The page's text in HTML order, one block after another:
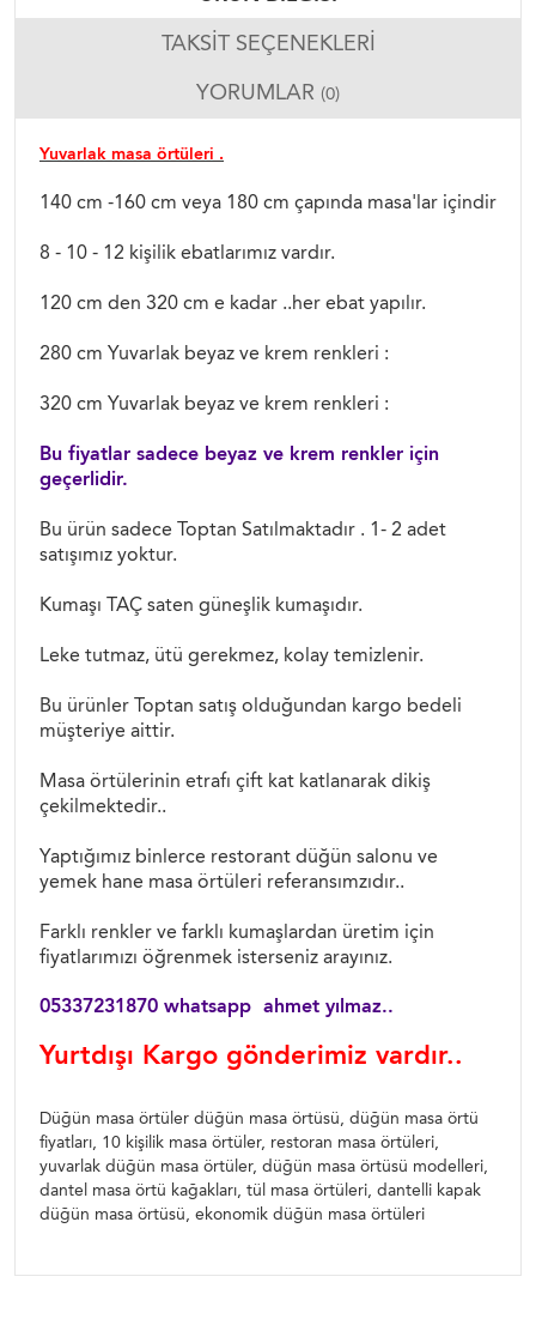
TAKSIT SEÇENEKLERI
YORUMLAR (0)
Yuvarlak masa örtüleri .
140 cm -160 cm veya 180 cm çapında masa'lar içindir
8 - 10 - 12 kişilik ebatlarımız vardır.
120 cm den 320 cm e kadar ..her ebat yapılır.
280 cm Yuvarlak beyaz ve krem renkleri :
320 cm Yuvarlak beyaz ve krem renkleri :
Bu fiyatlar sadece beyaz ve krem renkler için
geçerlidir.
Bu ürün sadece Toptan Satılmaktadır . 1- 2 adet
satışımız yoktur.
Kumaşı TAÇ saten güneşlik kumaşıdır.
Leke tutmaz, ütü gerekmez, kolay temizlenir.
Bu ürünler Toptan satış olduğundan kargo bedeli
müşteriye aittir.
Masa örtülerinin etrafı çift kat katlanarak dikiş
çekilmektedir..
Yaptığımız binlerce restorant düğün salonu ve
yemek hane masa örtüleri referansımzıdır..
Farklı renkler ve farklı kumaşlardan üretim için
fiyatlarımızı öğrenmek isterseniz arayınız.
05337231870 whatsapp ahmet yılmaz..
Yurtdışı Kargo gönderimiz vardır..
Düğün masa örtüler düğün masa örtüsü, düğün masa örtü
fiyatları, 10 kişilik masa örtüler, restoran masa örtüleri,
yuvarlak düğün masa örtüler, düğün masa örtüsü modelleri,
dantel masa örtü kağakları, tül masa örtüleri, dantelli kapak
düğün masa örtüsü, ekonomik düğün masa örtüleri